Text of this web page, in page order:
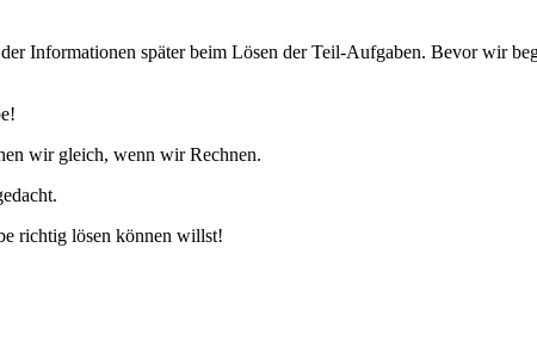
Informationen später beim Lösen der Teil-Aufgaben. Bevor wir
wir gleich, wenn wir Rechnen.
richtig lösen können willst!